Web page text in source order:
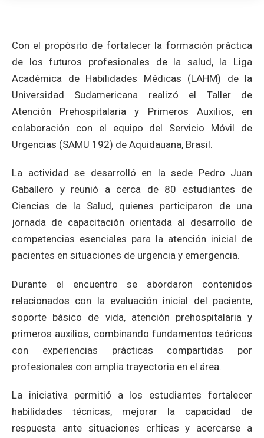
Con el propósito de fortalecer la formación práctica
de los futuros profesionales de la salud, la Liga
Académica de Habilidades Médicas (LAHM) de la
Universidad Sudamericana realizó el Taller de
Atención Prehospitalaria y Primeros Auxilios, en
colaboración con el equipo del Servicio Móvil de
Urgencias (SAMU 192) de Aquidauana, Brasil.
La actividad se desarrolló en la sede Pedro Juan
Caballero y reunió a cerca de 80 estudiantes de
Ciencias de la Salud, quienes participaron de una
jornada de capacitación orientada al desarrollo de
competencias esenciales para la atención inicial de
pacientes en situaciones de urgencia y emergencia.
Durante el encuentro se abordaron contenidos
relacionados con la evaluación inicial del paciente,
soporte básico de vida, atención prehospitalaria y
primeros auxilios, combinando fundamentos teóricos
con experiencias prácticas compartidas por
profesionales con amplia trayectoria en el área.
La iniciativa permitió a los estudiantes fortalecer
habilidades técnicas, mejorar la capacidad de
respuesta ante situaciones críticas y acercarse a